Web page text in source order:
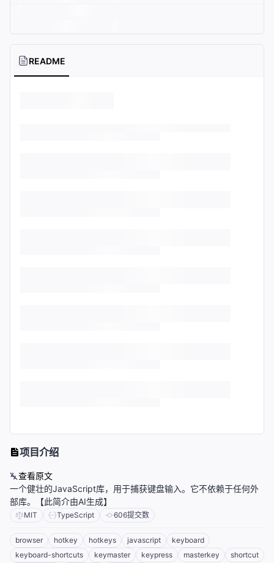
README
项目介绍
查看原文
一个健壮的JavaScript库，用于捕获键盘输入。它不依赖于任何外
部库。【此简介由AI生成】
MIT TypeScript 606提交数
browser hotkey hotkeys javascript
keyboard
keyboard-shortcuts
keymaster keypress masterkey
shortcut